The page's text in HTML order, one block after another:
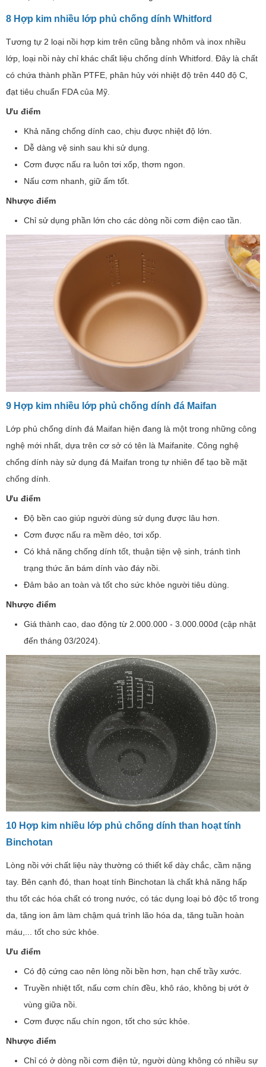
8 Hợp kim nhiều lớp phủ chống dính Whitford
Tương tự 2 loại nồi hợp kim trên cũng bằng nhôm và inox nhiều
lớp, loại nồi này chỉ khác chất liệu chống dính Whitford. Đây là chất
có chứa thành phần PTFE, phân hủy với nhiệt độ trên 440 độ C,
đạt tiêu chuẩn FDA của Mỹ.
Ưu điểm
Khả năng chống dính cao, chịu được nhiệt độ lớn.
Dễ dàng vệ sinh sau khi sử dụng.
Cơm được nấu ra luôn tơi xốp, thơm ngon.
Nấu cơm nhanh, giữ ấm tốt.
Nhược điểm
Chỉ sử dụng phần lớn cho các dòng nồi cơm điện cao tần.
9 Hợp kim nhiều lớp phủ chống dính đá Maifan
Lớp phủ chống dính đá Maifan hiện đang là một trong những công
nghệ mới nhất, dựa trên cơ sở có tên là Maifanite. Công nghệ
chống dính này sử dụng đá Maifan trong tự nhiên để tạo bề mặt
chống dính.
Ưu điểm
Độ bền cao giúp người dùng sử dụng được lâu hơn.
Cơm được nấu ra mềm dẻo, tơi xốp.
Có khả năng chống dính tốt, thuận tiện vệ sinh, tránh tình
trạng thức ăn bám dính vào đáy nồi.
Đảm bảo an toàn và tốt cho sức khỏe người tiêu dùng.
Nhược điểm
Giá thành cao, dao động từ 2.000.000 - 3.000.000đ (cập nhật
đến tháng 03/2024).
10 Hợp kim nhiều lớp phủ chống dính than hoạt tính
Binchotan
Lòng nồi với chất liệu này thường có thiết kế dày chắc, cầm nặng
tay. Bên cạnh đó, than hoạt tính Binchotan là chất khả năng hấp
thu tốt các hóa chất có trong nước, có tác dụng loại bỏ độc tố trong
da, tăng ion âm làm chậm quá trình lão hóa da, tăng tuần hoàn
máu,... tốt cho sức khỏe.
Ưu điểm
Có độ cứng cao nên lòng nồi bền hơn, hạn chế trầy xước.
Truyền nhiệt tốt, nấu cơm chín đều, khô ráo, không bị ướt ở
vùng giữa nồi.
Cơm được nấu chín ngon, tốt cho sức khỏe.
Nhược điểm
Chỉ có ở dòng nồi cơm điện tử, người dùng không có nhiều sự